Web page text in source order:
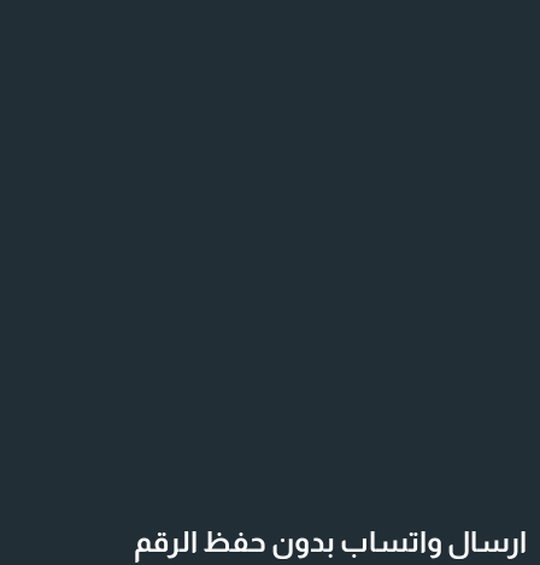
ارسال واتساب بدون حفظ الرقم